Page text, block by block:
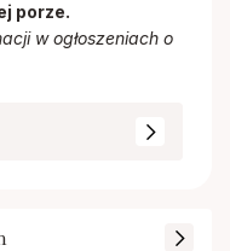
porze.
w ogłoszeniach o